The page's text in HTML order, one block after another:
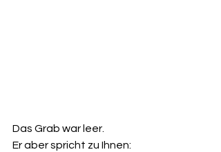
Das Grab war leer.
Er aber spricht zu Ihnen: